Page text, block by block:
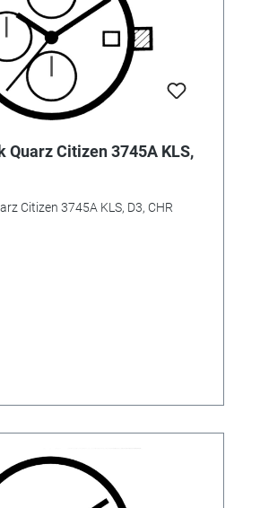
Quarz Citizen 3745A KLS,
Citizen 3745A KLS, D3, CHR